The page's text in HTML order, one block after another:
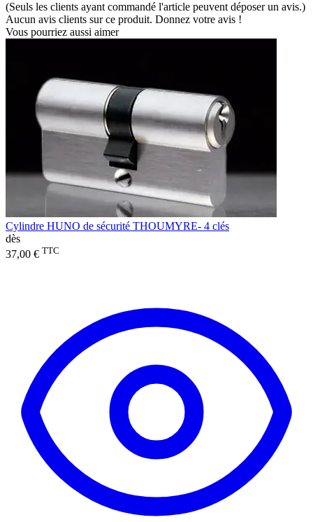
(Seuls les clients ayant commandé l'article peuvent déposer un avis.)
Aucun avis clients sur ce produit. Donnez votre avis !
Vous pourriez aussi aimer
Cylindre HUNO de sécurité THOUMYRE- 4 clés
dès
37,00 € TTC